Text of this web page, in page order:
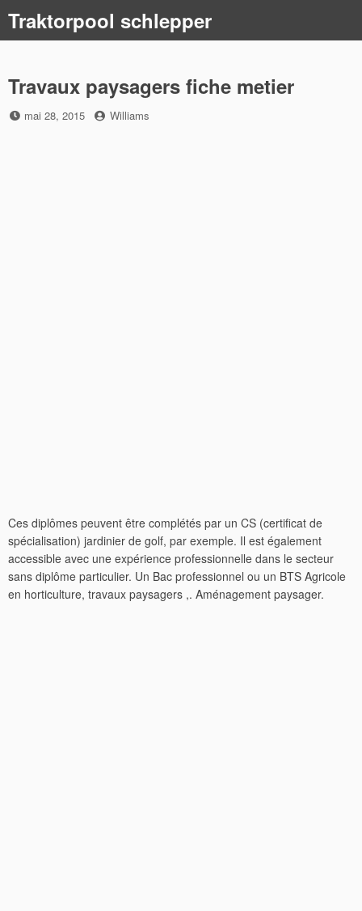
content
Traktorpool schlepper
Travaux paysagers fiche metier
Posted
mai 28, 2015 by
Williams
Ces diplômes peuvent être complétés par un CS (certificat de
spécialisation) jardinier de golf, par exemple. Il est également
accessible avec une expérience professionnelle dans le secteur
sans diplôme particulier. Un Bac professionnel ou un BTS Agricole
en horticulture, travaux paysagers ,. Aménagement paysager.